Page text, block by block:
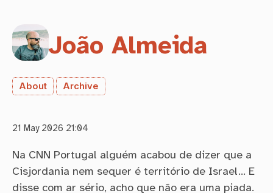
João Almeida
About Archive
21 May 2026 21:04
Na CNN Portugal alguém acabou de dizer que a
Cisjordania nem sequer é território de Israel… E
disse com ar sério, acho que não era uma piada.